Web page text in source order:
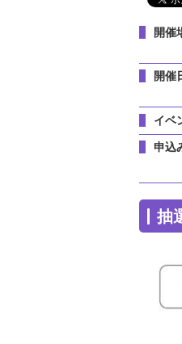
開催
開催
イベ
申込
抽